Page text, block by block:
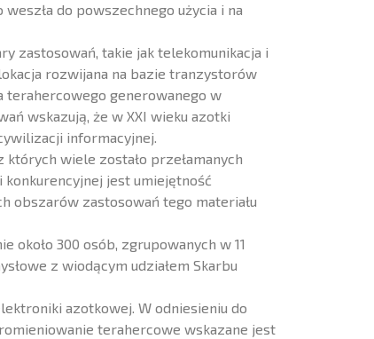
weszła do powszechnego użycia i na
zastosowań, takie jak telekomunikacja i
rozwijana na bazie tranzystorów
terahercowego generowanego w
wskazują, że w XXI wieku azotki
informacyjnej.
wiele zostało przełamanych
jest umiejętność
obszarów zastosowań tego materiału
300 osób, zgrupowanych w 11
z wiodącym udziałem Skarbu
azotkowej. W odniesieniu do
terahercowe wskazane jest